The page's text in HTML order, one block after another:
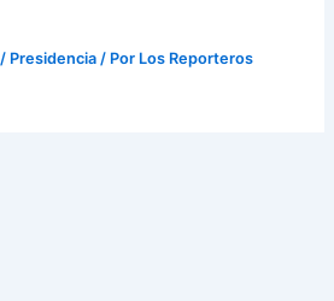
/ Presidencia / Por Los Reporteros